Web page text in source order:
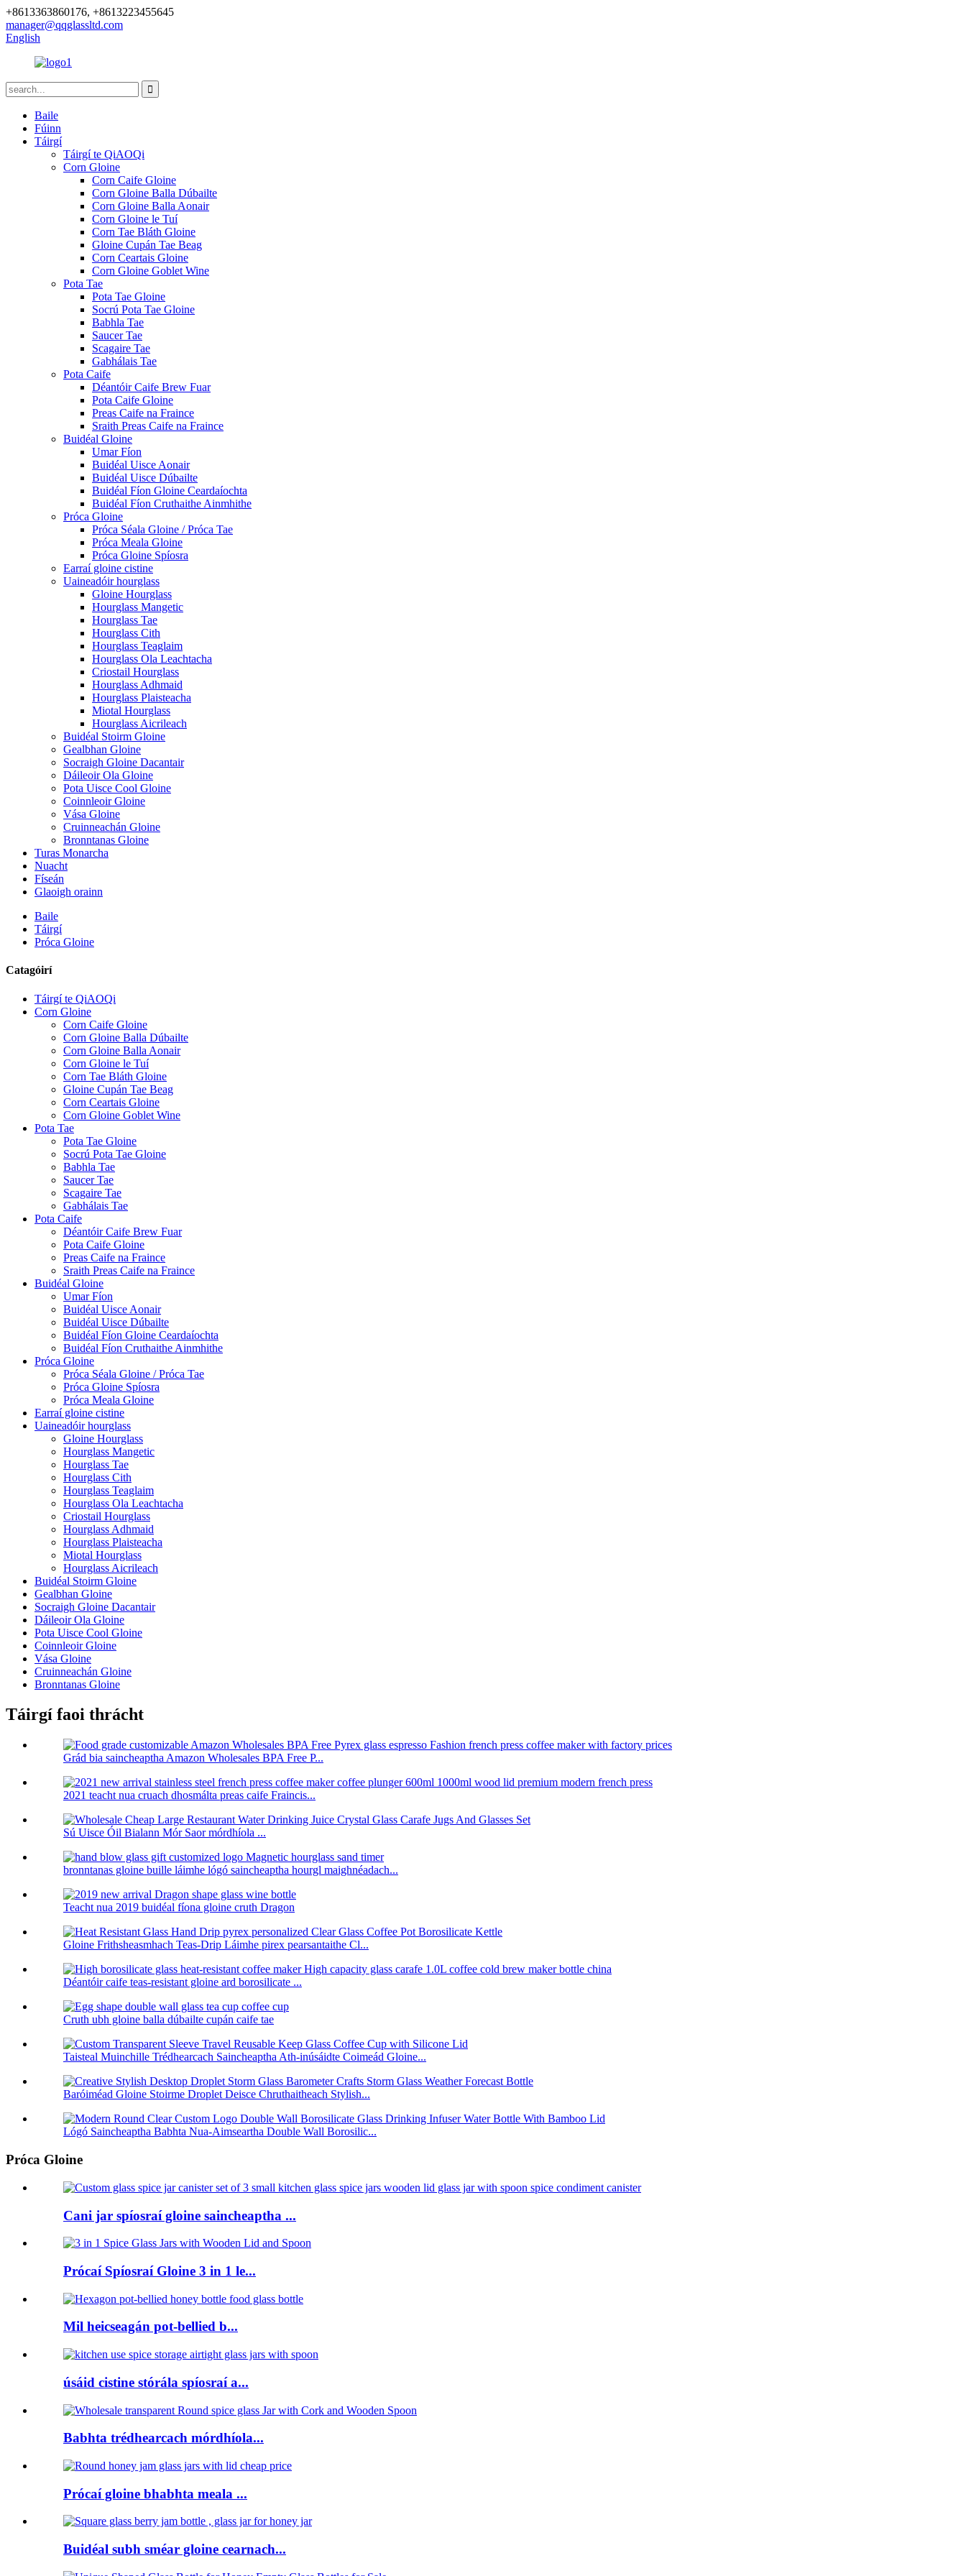
+8613363860176, +8613223455645
manager@qqglassltd.com
English
Baile
Fúinn
Táirgí
Táirgí te QiAOQi
Corn Gloine
Corn Caife Gloine
Corn Gloine Balla Dúbailte
Corn Gloine Balla Aonair
Corn Gloine le Tuí
Corn Tae Bláth Gloine
Gloine Cupán Tae Beag
Corn Ceartais Gloine
Corn Gloine Goblet Wine
Pota Tae
Pota Tae Gloine
Socrú Pota Tae Gloine
Babhla Tae
Saucer Tae
Scagaire Tae
Gabhálais Tae
Pota Caife
Déantóir Caife Brew Fuar
Pota Caife Gloine
Preas Caife na Fraince
Sraith Preas Caife na Fraince
Buidéal Gloine
Umar Fíon
Buidéal Uisce Aonair
Buidéal Uisce Dúbailte
Buidéal Fíon Gloine Ceardaíochta
Buidéal Fíon Cruthaithe Ainmhithe
Próca Gloine
Próca Séala Gloine / Próca Tae
Próca Meala Gloine
Próca Gloine Spíosra
Earraí gloine cistine
Uaineadóir hourglass
Gloine Hourglass
Hourglass Mangetic
Hourglass Tae
Hourglass Cith
Hourglass Teaglaim
Hourglass Ola Leachtacha
Criostail Hourglass
Hourglass Adhmaid
Hourglass Plaisteacha
Miotal Hourglass
Hourglass Aicrileach
Buidéal Stoirm Gloine
Gealbhan Gloine
Socraigh Gloine Dacantair
Dáileoir Ola Gloine
Pota Uisce Cool Gloine
Coinnleoir Gloine
Vása Gloine
Cruinneachán Gloine
Bronntanas Gloine
Turas Monarcha
Nuacht
Físeán
Glaoigh orainn
Baile
Táirgí
Próca Gloine
Catagóirí
Táirgí te QiAOQi
Corn Gloine
Corn Caife Gloine
Corn Gloine Balla Dúbailte
Corn Gloine Balla Aonair
Corn Gloine le Tuí
Corn Tae Bláth Gloine
Gloine Cupán Tae Beag
Corn Ceartais Gloine
Corn Gloine Goblet Wine
Pota Tae
Pota Tae Gloine
Socrú Pota Tae Gloine
Babhla Tae
Saucer Tae
Scagaire Tae
Gabhálais Tae
Pota Caife
Déantóir Caife Brew Fuar
Pota Caife Gloine
Preas Caife na Fraince
Sraith Preas Caife na Fraince
Buidéal Gloine
Umar Fíon
Buidéal Uisce Aonair
Buidéal Uisce Dúbailte
Buidéal Fíon Gloine Ceardaíochta
Buidéal Fíon Cruthaithe Ainmhithe
Próca Gloine
Próca Séala Gloine / Próca Tae
Próca Gloine Spíosra
Próca Meala Gloine
Earraí gloine cistine
Uaineadóir hourglass
Gloine Hourglass
Hourglass Mangetic
Hourglass Tae
Hourglass Cith
Hourglass Teaglaim
Hourglass Ola Leachtacha
Criostail Hourglass
Hourglass Adhmaid
Hourglass Plaisteacha
Miotal Hourglass
Hourglass Aicrileach
Buidéal Stoirm Gloine
Gealbhan Gloine
Socraigh Gloine Dacantair
Dáileoir Ola Gloine
Pota Uisce Cool Gloine
Coinnleoir Gloine
Vása Gloine
Cruinneachán Gloine
Bronntanas Gloine
Táirgí faoi thrácht
Grád bia saincheaptha Amazon Wholesales BPA Free P...
2021 teacht nua cruach dhosmálta preas caife Fraincis...
Sú Uisce Óil Bialann Mór Saor mórdhíola ...
bronntanas gloine buille láimhe lógó saincheaptha hourgl maighnéadach...
Teacht nua 2019 buidéal fíona gloine cruth Dragon
Gloine Frithsheasmhach Teas-Drip Láimhe pirex pearsantaithe Cl...
Déantóir caife teas-resistant gloine ard borosilicate ...
Cruth ubh gloine balla dúbailte cupán caife tae
Taisteal Muinchille Trédhearcach Saincheaptha Ath-inúsáidte Coimeád Gloine...
Baróiméad Gloine Stoirme Droplet Deisce Chruthaitheach Stylish...
Lógó Saincheaptha Babhta Nua-Aimseartha Double Wall Borosilic...
Próca Gloine
Cani jar spíosraí gloine saincheaptha ...
Prócaí Spíosraí Gloine 3 in 1 le...
Mil heicseagán pot-bellied b...
úsáid cistine stórála spíosraí a...
Babhta trédhearcach mórdhíola...
Prócaí gloine bhabhta meala ...
Buidéal subh sméar gloine cearnach...